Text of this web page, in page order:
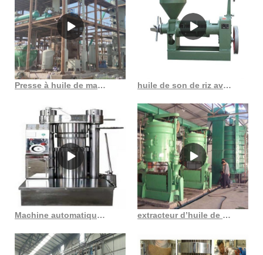
Presse à huile de manivelle expulseur d’huile inoxydable au Sénégal huile de son de riz avec petite machine en Thaïlande
Machine automatique de pressage à froid d’huile de vis végétale de grande taille extracteur d’huile de coco compétitif de haute qualité en France